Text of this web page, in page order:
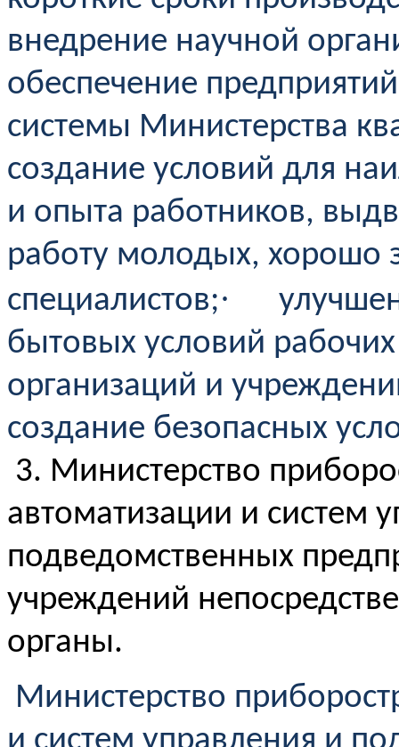
внедрение научной
обеспечение
системы Министерства
создание условий для
и опыта работников,
работу молодых, хорошо
специалистов;·
бытовых условий
организаций и
создание безопасных
3. Министерство
автоматизации и систем
подведомственных
учреждений
органы.
Министерство